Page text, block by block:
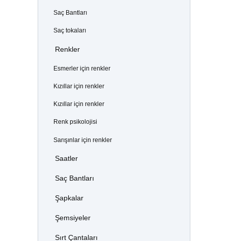
Saç Bantları
Saç tokaları
Renkler
Esmerler için renkler
Kızıllar için renkler
Kızıllar için renkler
Renk psikolojisi
Sarışınlar için renkler
Saatler
Saç Bantları
Şapkalar
Şemsiyeler
Sırt Çantaları